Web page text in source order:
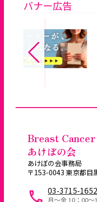
バナー広告
Breast
あけぼの会
あけぼの会事務局
〒153-0043 東京都
03-3715-1652
月～金 10：00〜